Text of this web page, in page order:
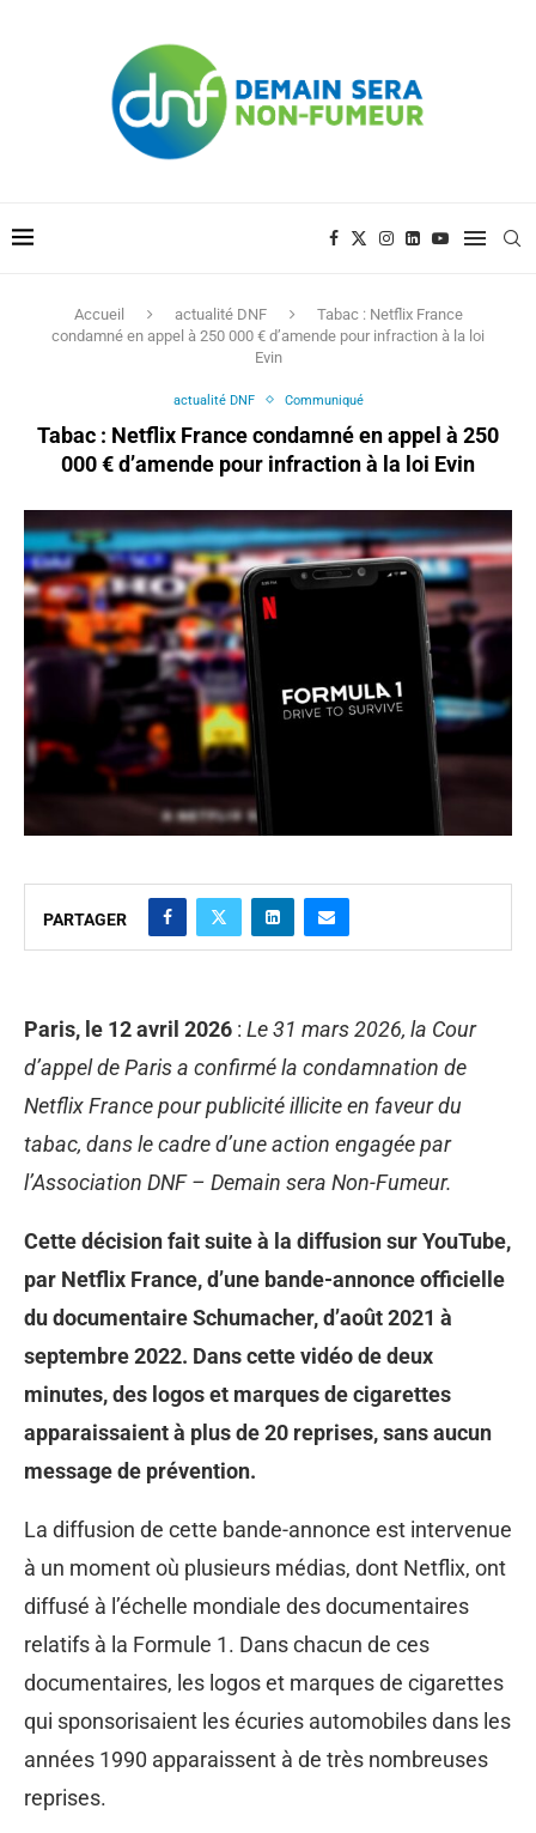
Accueil actualité DNF
Tabac : Netflix France
condamné en appel à 250 000 € d’amende pour infraction à la loi
Evin
actualité DNF Communiqué
Tabac : Netflix France condamné en appel à 250
000 € d’amende pour infraction à la loi Evin
PARTAGER
Paris, le 12 avril 2026 : Le 31 mars 2026, la Cour
d’appel de Paris a confirmé la condamnation de
Netflix France pour publicité illicite en faveur du
tabac, dans le cadre d’une action engagée par
l’Association DNF – Demain sera Non-Fumeur.
Cette décision fait suite à la diffusion sur YouTube,
par Netflix France, d’une bande-annonce officielle
du documentaire Schumacher, d’août 2021 à
septembre 2022. Dans cette vidéo de deux
minutes, des logos et marques de cigarettes
apparaissaient à plus de 20 reprises, sans aucun
message de prévention.
La diffusion de cette bande-annonce est intervenue
à un moment où plusieurs médias, dont Netflix, ont
diffusé à l’échelle mondiale des documentaires
relatifs à la Formule 1. Dans chacun de ces
documentaires, les logos et marques de cigarettes
qui sponsorisaient les écuries automobiles dans les
années 1990 apparaissent à de très nombreuses
reprises.